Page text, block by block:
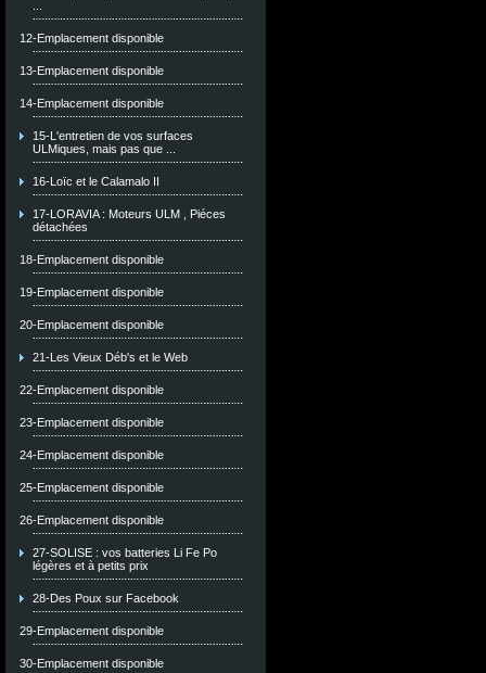
12-Emplacement disponible
13-Emplacement disponible
14-Emplacement disponible
15-L'entretien de vos surfaces
ULMiques, mais pas que ...
16-Loïc et le Calamalo II
17-LORAVIA : Moteurs ULM , Piéces
détachées
18-Emplacement disponible
19-Emplacement disponible
20-Emplacement disponible
21-Les Vieux Déb's et le Web
22-Emplacement disponible
23-Emplacement disponible
24-Emplacement disponible
25-Emplacement disponible
26-Emplacement disponible
27-SOLISE : vos batteries Li Fe Po
légères et à petits prix
28-Des Poux sur Facebook
29-Emplacement disponible
30-Emplacement disponible